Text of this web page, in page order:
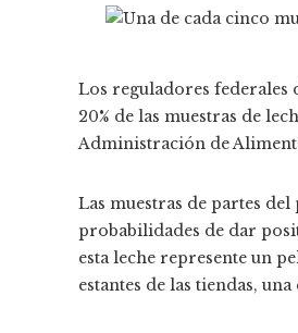
Los reguladores
20% de las muestras de
Administración de
Las muestras de partes
probabilidades de dar
esta leche represente un
estantes de las tiendas,